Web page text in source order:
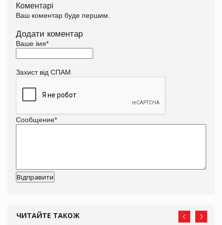
Коментарі
Ваш коментар буде першим.
Додати коментар
Ваше імя*
Захист від СПАМ
Сообщение*
ЧИТАЙТЕ ТАКОЖ